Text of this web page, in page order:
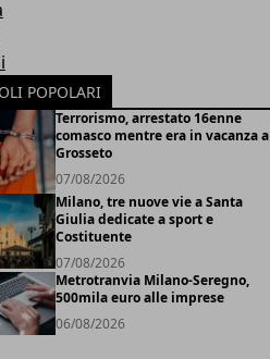
POPOLARI
Terrorismo, arrestato 16enne
comasco mentre era in vacanza a
Grosseto
07/08/2026
Milano, tre nuove vie a Santa
Giulia dedicate a sport e
Costituente
07/08/2026
Metrotranvia Milano-Seregno,
500mila euro alle imprese
06/08/2026